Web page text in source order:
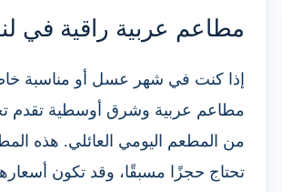
مطاعم عربية راقية في
إذا كنت في شهر عسل أو مناسبة
مطاعم عربية وشرق أوسطية تقدم
من المطعم اليومي العائلي. هذه
تحتاج حجزًا مسبقًا، وقد تكون